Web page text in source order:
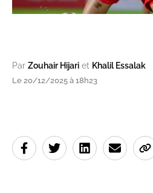
Par Zouhair Hijari et Khalil Essalak
Le 20/12/2025 à 18h23